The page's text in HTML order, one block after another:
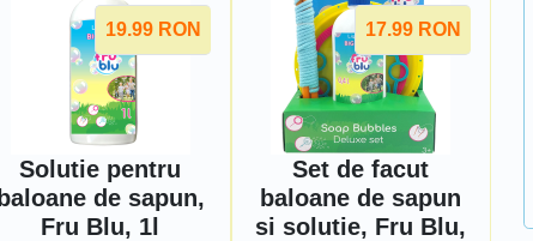
19.99 RON
Solutie pentru
baloane de sapun,
Fru Blu, 1l
17.99 RON
Set de facut
baloane de sapun
si solutie, Fru Blu,